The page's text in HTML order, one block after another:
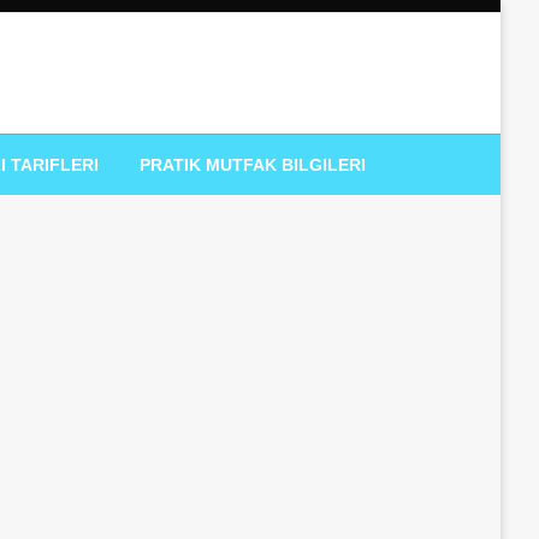
TARIFLERI PRATIK MUTFAK BILGILERI